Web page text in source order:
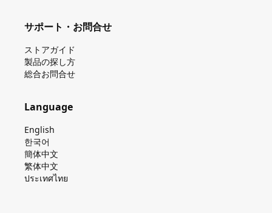
サポート・お問合せ
ストアガイド
製品の探し⽅
総合お問合せ
Language
English
한국어
簡体中文
繁体中文
ประเทศไทย